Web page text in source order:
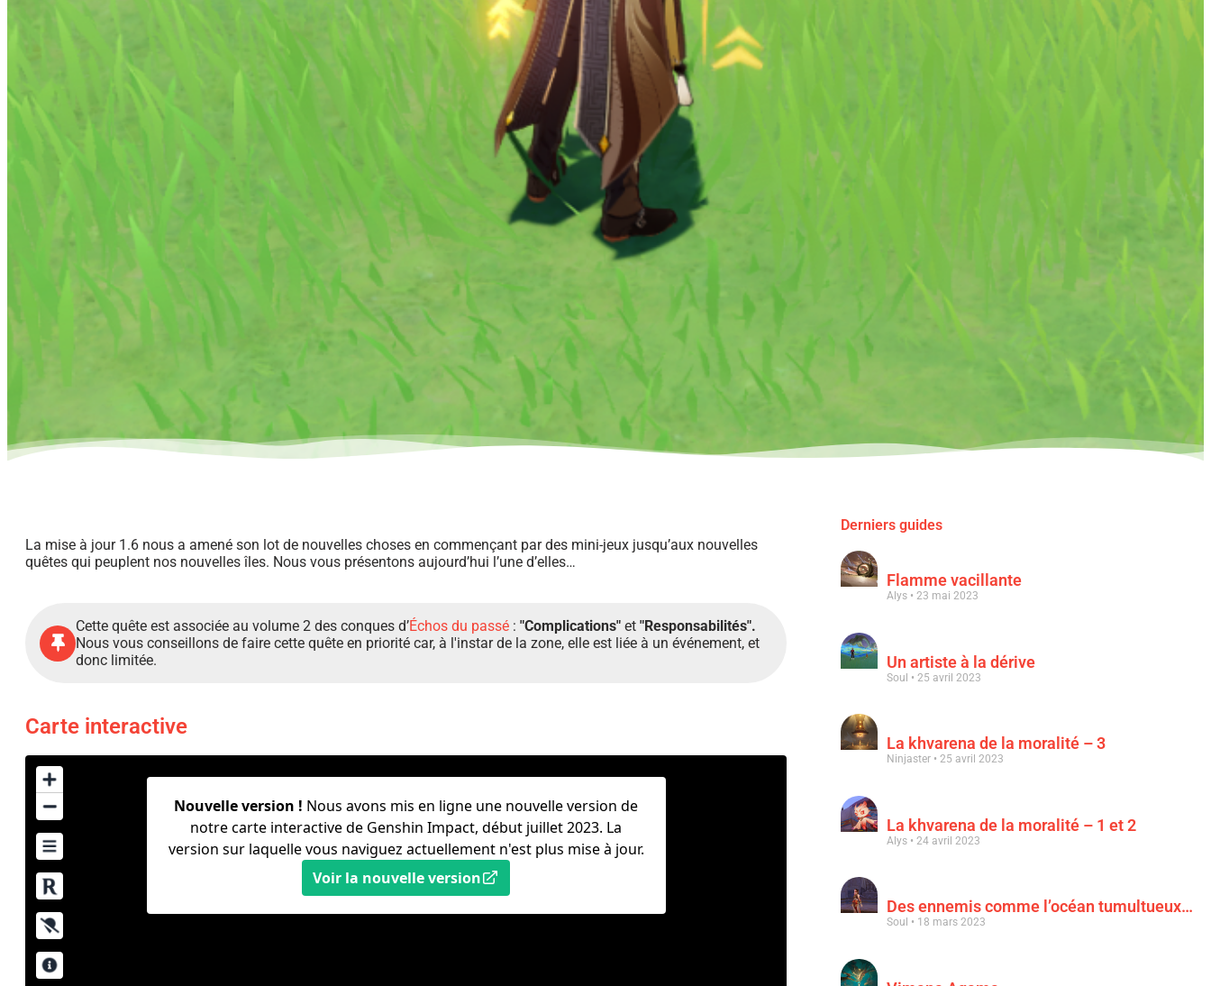
La mise à jour 1.6 nous a amené son lot de nouvelles choses en commençant par des mini-jeux jusqu’aux nouvelles
quêtes qui peuplent nos nouvelles îles. Nous vous présentons aujourd’hui l’une d’elles…
Cette quête est associée au volume 2 des conques d’Échos du passé : "Complications" et "Responsabilités".
Nous vous conseillons de faire cette quête en priorité car, à l'instar de la zone, elle est liée à un événement, et
donc limitée.
Carte interactive
Derniers guides
Flamme vacillante
Alys 23 mai 2023
Un artiste à la dérive
Soul 25 avril 2023
La khvarena de la moralité – 3
Ninjaster 25 avril 2023
La khvarena de la moralité – 1 et 2
Alys 24 avril 2023
Des ennemis comme l’océan tumultueux…
Soul 18 mars 2023